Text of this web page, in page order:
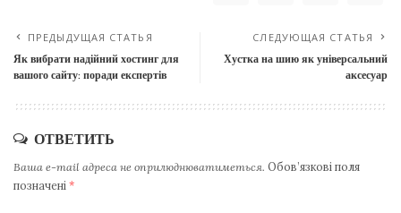
ПРЕДЫДУЩАЯ СТАТЬЯ
Як вибрати надійний хостинг для
вашого сайту: поради експертів
СЛЕДУЮЩАЯ СТАТЬЯ
Хустка на шию як універсальний
аксесуар
ОТВЕТИТЬ
Ваша e-mail адреса не оприлюднюватиметься. Обов’язкові поля
позначені *